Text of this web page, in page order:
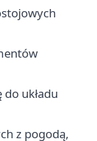
układu
z pogodą,